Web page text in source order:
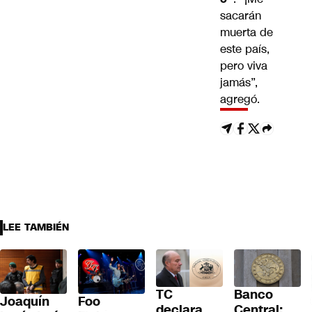
sacarán
muerta de
este país,
pero viva
jamás”,
agregó.
LEE TAMBIÉN
Joaquín
Foo
TC
Banco